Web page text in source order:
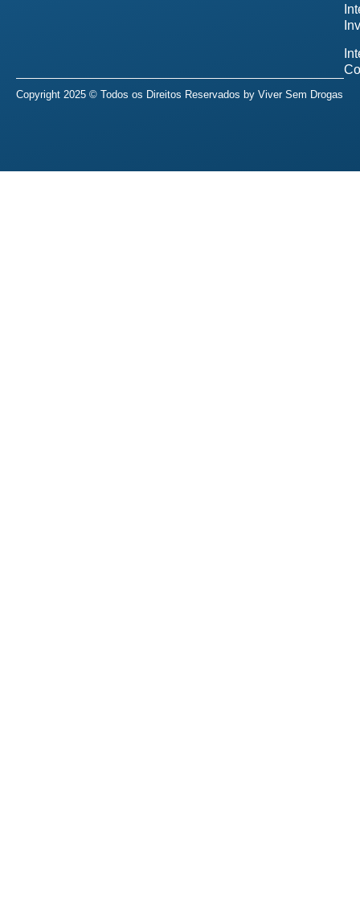
Copyright 2025 © Todos os Direitos Reservados by Viver Sem Drogas